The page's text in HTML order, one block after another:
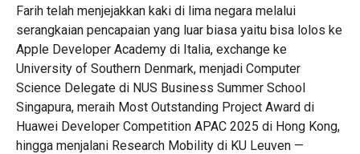
Farih telah menjejakkan kaki di lima negara melalui
serangkaian pencapaian yang luar biasa yaitu bisa lolos ke
Apple Developer Academy di Italia, exchange ke
University of Southern Denmark, menjadi Computer
Science Delegate di NUS Business Summer School
Singapura, meraih Most Outstanding Project Award di
Huawei Developer Competition APAC 2025 di Hong Kong,
hingga menjalani Research Mobility di KU Leuven —